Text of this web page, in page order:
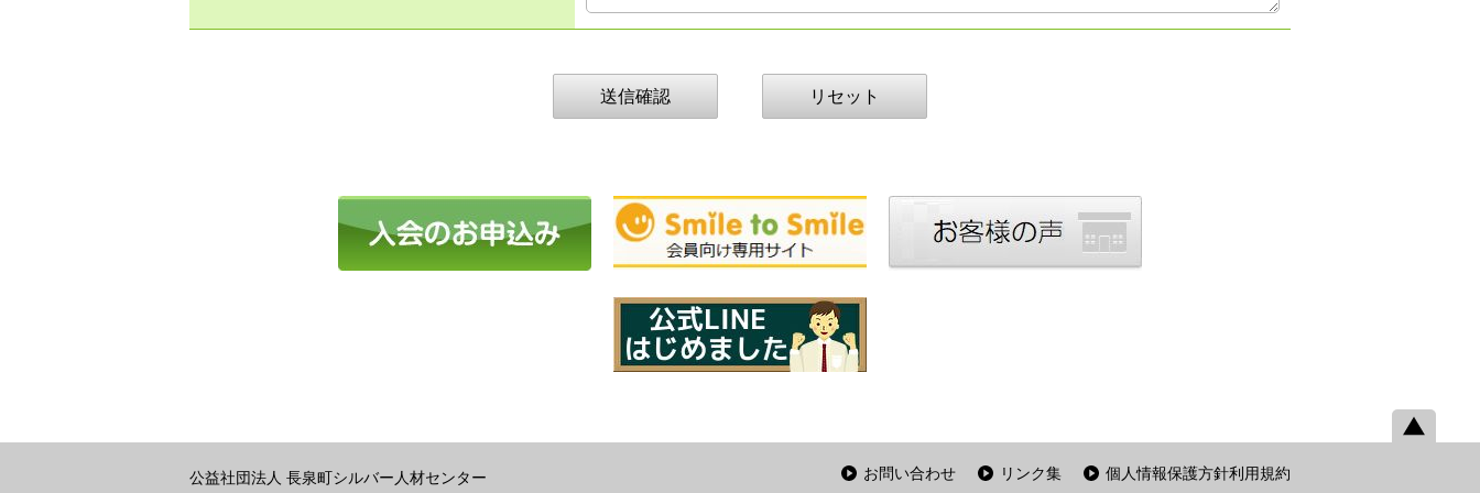
お問い合わせ リンク集 個人情報保護方針利用規約
公益社団法人 長泉町シルバー人材センター